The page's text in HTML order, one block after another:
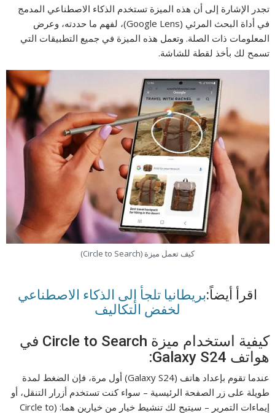
تجدر الإشارة إلى أن هذه الميزة تستخدم الذكاء الاصطناعي المدمج
في أداة البحث المرئي (Google Lens)، لفهم ما حددته، وعرض
المعلومات ذات الصلة. وتعمل هذه الميزة في جميع التطبيقات التي
تسمح لك بأخذ لقطة للشاشة.
كيف تعمل ميزة (Circle to Search)
اقرأ أيضاً:بريطانيا تلجأ إلى الذكاء الاصطناعي
لخفض التكاليف
كيفية استخدام ميزة Circle to Search في
هواتف Galaxy S24:
عندما تقوم بإعداد هاتف (Galaxy S24) أول مرة، فإن الضغط لمدة
طويلة على زر الصفحة الرئيسية – سواء كنت تستخدم أزرار التنقل، أو
إيماءات التمرير – سيتيح لك تنشيط خيار من خيارين هما: (Circle to